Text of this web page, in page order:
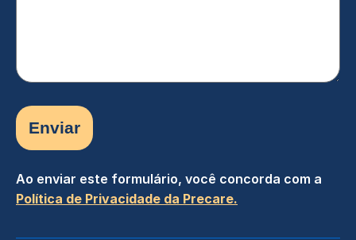
Ao enviar este formulário, você concorda com a
Política de Privacidade da Precare.